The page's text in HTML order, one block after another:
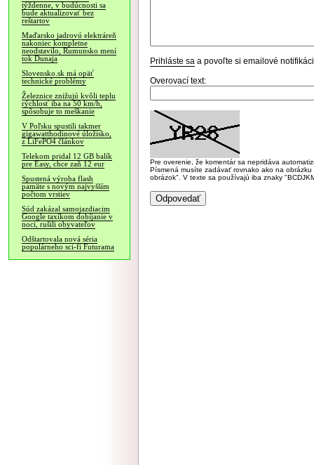
týždenne, v budúcnosti sa
bude aktualizovať bez
reštartov
Maďarsko jadrovú elektráreň
nakoniec kompletne
neodstavilo, Rumunsko mení
tok Dunaja
Slovensko.sk má opäť
technické problémy
Železnice znižujú kvôli teplu
rýchlosť iba na 50 km/h,
spôsobuje to meškanie
V Poľsku spustili takmer
gigawatthodinové úložisko,
z LiFePO4 článkov
Telekom pridal 12 GB balík
pre Easy, chce zaň 12 eur
Spustená výroba flash
pamäte s novým najvyšším
počtom vrstiev
Súd zakázal samojazdiacim
Google taxíkom dobíjanie v
noci, rušili obyvateľov
Odštartovala nová séria
populárneho sci-fi Futurama
Prihláste sa a povoľte si emailové
Overovací text:
Pre overenie, že komentár sa nepridáva
Písmená musíte zadávať rovnako ako na
obrázok". V texte sa používajú iba znaky